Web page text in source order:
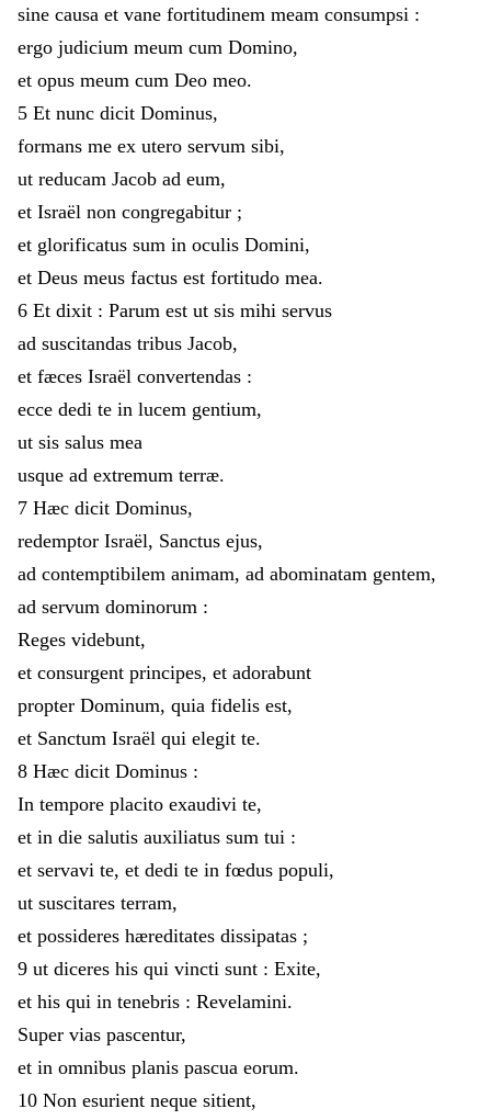
sine causa et vane fortitudinem meam consumpsi :
ergo judicium meum cum Domino,
et opus meum cum Deo meo.
5 Et nunc dicit Dominus,
formans me ex utero servum sibi,
ut reducam Jacob ad eum,
et Israël non congregabitur ;
et glorificatus sum in oculis Domini,
et Deus meus factus est fortitudo mea.
6 Et dixit : Parum est ut sis mihi servus
ad suscitandas tribus Jacob,
et fæces Israël convertendas :
ecce dedi te in lucem gentium,
ut sis salus mea
usque ad extremum terræ.
7 Hæc dicit Dominus,
redemptor Israël, Sanctus ejus,
ad contemptibilem animam, ad abominatam gentem,
ad servum dominorum :
Reges videbunt,
et consurgent principes, et adorabunt
propter Dominum, quia fidelis est,
et Sanctum Israël qui elegit te.
8 Hæc dicit Dominus :
In tempore placito exaudivi te,
et in die salutis auxiliatus sum tui :
et servavi te, et dedi te in fœdus populi,
ut suscitares terram,
et possideres hæreditates dissipatas ;
9 ut diceres his qui vincti sunt : Exite,
et his qui in tenebris : Revelamini.
Super vias pascentur,
et in omnibus planis pascua eorum.
10 Non esurient neque sitient,